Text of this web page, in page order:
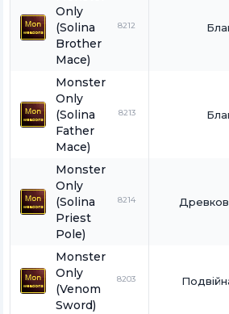
Only
(Solina
Brother
Mace)
8212
Monster
Only
(Solina
Father
Mace)
8213
Monster
Only
(Solina
Priest
Pole)
8214
Monster
Only
(Venom
Sword)
8203